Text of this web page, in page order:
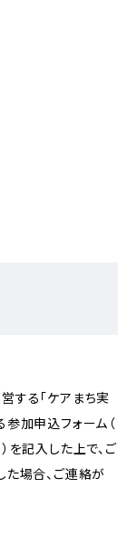
する「ケアまち実
参加申込フォーム（
）を記入した上で、ご
た場合、ご連絡が